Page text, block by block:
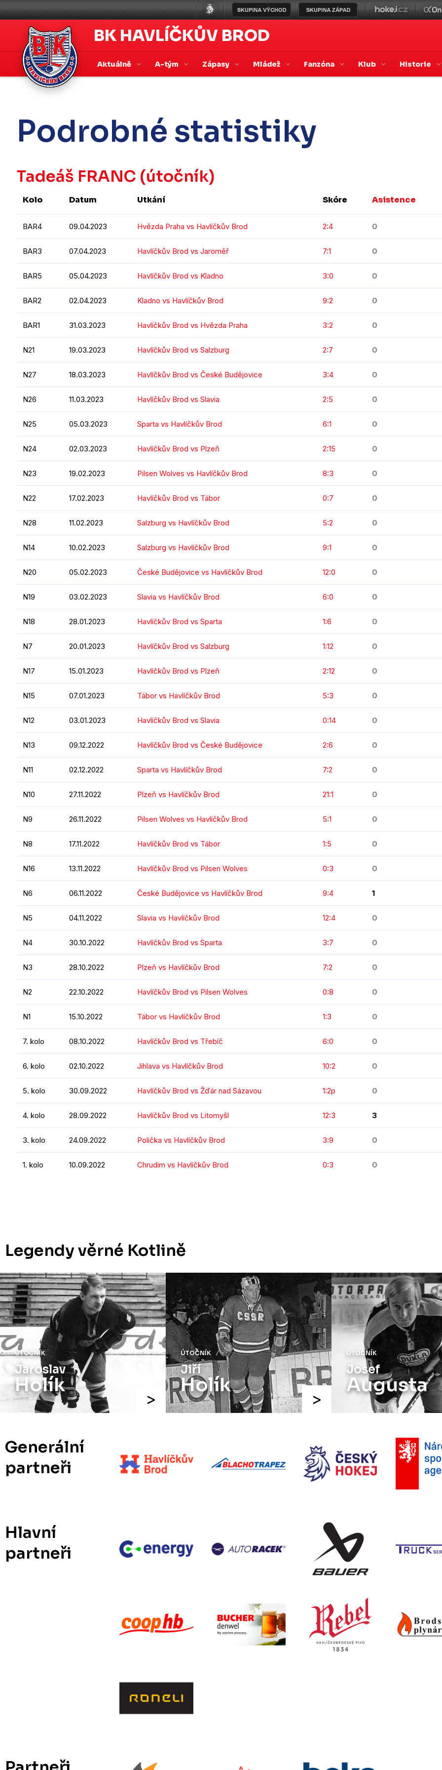
BK HAVLÍČKŮV BROD
Aktuálně A-tým Zápasy Mládež Fanzóna Klub Historie
Podrobné statistiky
Tadeáš FRANC (útočník)
Kolo Datum Utkání Skóre Asistence
BAR4 09.04.2023 Hvězda Praha vs Havlíčkův Brod 2:4 0
BAR3 07.04.2023 Havlíčkův Brod vs Jaroměř 7:1 0
BAR5 05.04.2023 Havlíčkův Brod vs Kladno 3:0 0
BAR2 02.04.2023 Kladno vs Havlíčkův Brod 9:2 0
BAR1 31.03.2023 Havlíčkův Brod vs Hvězda Praha 3:2 0
N21 19.03.2023 Havlíčkův Brod vs Salzburg 2:7 0
N27 18.03.2023 Havlíčkův Brod vs České Budějovice 3:4 0
N26 11.03.2023 Havlíčkův Brod vs Slavia 2:5 0
N25 05.03.2023 Sparta vs Havlíčkův Brod 6:1 0
N24 02.03.2023 Havlíčkův Brod vs Plzeň 2:15 0
N23 19.02.2023 Pilsen Wolves vs Havlíčkův Brod 8:3 0
N22 17.02.2023 Havlíčkův Brod vs Tábor 0:7 0
N28 11.02.2023 Salzburg vs Havlíčkův Brod 5:2 0
N14 10.02.2023 Salzburg vs Havlíčkův Brod 9:1 0
N20 05.02.2023 České Budějovice vs Havlíčkův Brod 12:0 0
N19 03.02.2023 Slavia vs Havlíčkův Brod 6:0 0
N18 28.01.2023 Havlíčkův Brod vs Sparta 1:6 0
N7 20.01.2023 Havlíčkův Brod vs Salzburg 1:12 0
N17 15.01.2023 Havlíčkův Brod vs Plzeň 2:12 0
N15 07.01.2023 Tábor vs Havlíčkův Brod 5:3 0
N12 03.01.2023 Havlíčkův Brod vs Slavia 0:14 0
N13 09.12.2022 Havlíčkův Brod vs České Budějovice 2:6 0
N11 02.12.2022 Sparta vs Havlíčkův Brod 7:2 0
N10 27.11.2022 Plzeň vs Havlíčkův Brod 21:1 0
N9 26.11.2022 Pilsen Wolves vs Havlíčkův Brod 5:1 0
N8 17.11.2022 Havlíčkův Brod vs Tábor 1:5 0
N16 13.11.2022 Havlíčkův Brod vs Pilsen Wolves 0:3 0
N6 06.11.2022 České Budějovice vs Havlíčkův Brod 9:4 1
N5 04.11.2022 Slavia vs Havlíčkův Brod 12:4 0
N4 30.10.2022 Havlíčkův Brod vs Sparta 3:7 0
N3 28.10.2022 Plzeň vs Havlíčkův Brod 7:2 0
N2 22.10.2022 Havlíčkův Brod vs Pilsen Wolves 0:8 0
N1 15.10.2022 Tábor vs Havlíčkův Brod 1:3 0
7. kolo 08.10.2022 Havlíčkův Brod vs Třebíč 6:0 0
6. kolo 02.10.2022 Jihlava vs Havlíčkův Brod 10:2 0
5. kolo 30.09.2022 Havlíčkův Brod vs Žďár nad Sázavou 1:2p 0
4. kolo 28.09.2022 Havlíčkův Brod vs Litomyšl 12:3 3
3. kolo 24.09.2022 Polička vs Havlíčkův Brod 3:9 0
1. kolo 10.09.2022 Chrudim vs Havlíčkův Brod 0:3 0
Legendy věrné Kotlině
ÚTOČNÍK
Jaroslav
Holík
ÚTOČNÍK
Jiří
Holík
ÚTOČNÍK
Josef
Augusta
Generální
partneři
Hlavní
partneři